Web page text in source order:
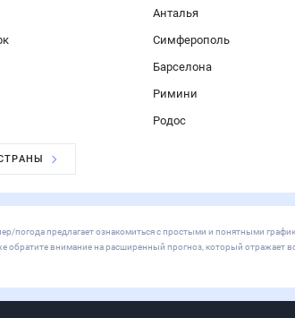
Анталья
Симферополь
Барселона
Римини
Родос
погода предлагает ознакомиться с простыми и понятными
обратите внимание на расширенный прогноз, который отражает